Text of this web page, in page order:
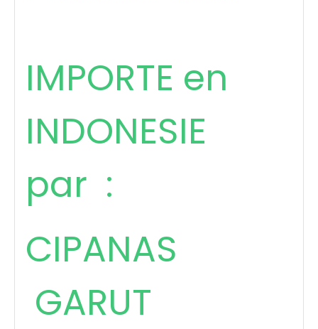
IMPORTE en
INDONESIE
par :
CIPANAS
GARUT